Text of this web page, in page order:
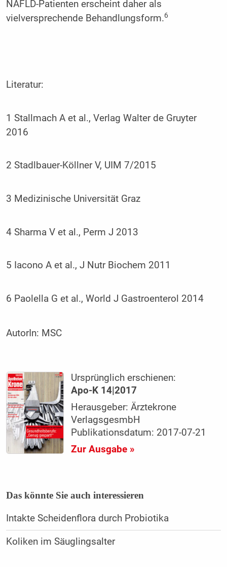
NAFLD-Patienten erscheint daher als
vielversprechende Behandlungsform.6
Literatur:
1 Stallmach A et al., Verlag Walter de Gruyter
2016
2 Stadlbauer-Köllner V, UIM 7/2015
3 Medizinische Universität Graz
4 Sharma V et al., Perm J 2013
5 Iacono A et al., J Nutr Biochem 2011
6 Paolella G et al., World J Gastroenterol 2014
AutorIn: MSC
Ursprünglich erschienen:
Apo-K 14|2017
Herausgeber: Ärztekrone
VerlagsgesmbH
Publikationsdatum: 2017-07-21
Zur Ausgabe »
Das könnte Sie auch interessieren
Intakte Scheidenflora durch Probiotika
Koliken im Säuglingsalter